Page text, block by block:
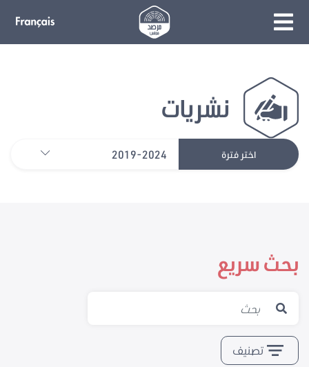
نشريات
اختر فترة 2019-2024
بحث سريع
تصنيف